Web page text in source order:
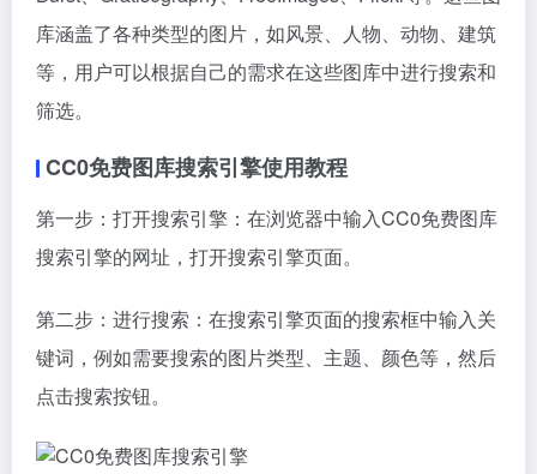
库涵盖了各种类型的图片，如风景、人物、动物、建筑
等，用户可以根据自己的需求在这些图库中进行搜索和
筛选。
CC0免费图库搜索引擎使用教程
第一步：打开搜索引擎：在浏览器中输入CC0免费图库
搜索引擎的网址，打开搜索引擎页面。
第二步：进行搜索：在搜索引擎页面的搜索框中输入关
键词，例如需要搜索的图片类型、主题、颜色等，然后
点击搜索按钮。